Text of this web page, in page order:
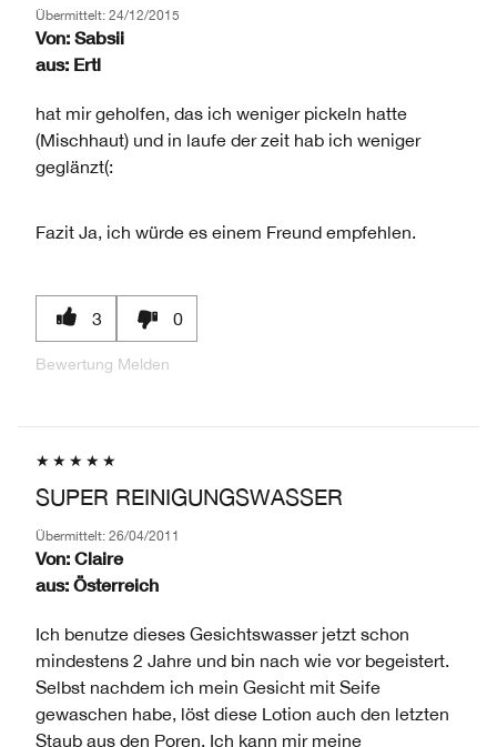
Übermittelt: 24/12/2015
Von: Sabsii
aus: Ertl
hat mir geholfen, das ich weniger pickeln hatte
(Mischhaut) und in laufe der zeit hab ich weniger
geglänzt(:
Fazit Ja, ich würde es einem Freund empfehlen.
3 0
Bewertung Melden
SUPER REINIGUNGSWASSER
Übermittelt: 26/04/2011
Von: Claire
aus: Österreich
Ich benutze dieses Gesichtswasser jetzt schon
mindestens 2 Jahre und bin nach wie vor begeistert.
Selbst nachdem ich mein Gesicht mit Seife
gewaschen habe, löst diese Lotion auch den letzten
Staub aus den Poren. Ich kann mir meine